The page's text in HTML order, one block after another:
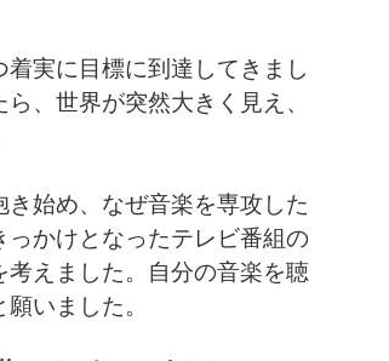
実に目標に到達してきまし
、世界が突然大きく見え、
始め、なぜ音楽を専攻した
かけとなったテレビ番組の
えました。自分の音楽を聴
いました。